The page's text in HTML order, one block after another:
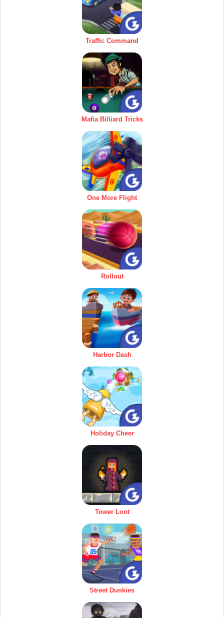
Traffic Command
Mafia Billiard Tricks
One More Flight
Rollout
Harbor Dash
Holiday Cheer
Tower Loot
Street Dunkies